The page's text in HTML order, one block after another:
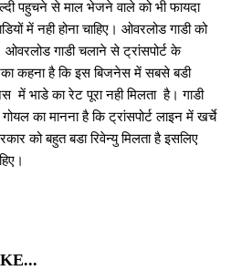
पहुचने से माल भेजने वाले को भी फायदा
में नही होना चाहिए। ओवरलोड गाडी को
गाडी चलाने से ट्रांसपोर्ट के
कहना है कि इस बिजनेस में सबसे बडी
भाडे का रेट पूरा नही मिलता है। गाडी
का मानना है कि ट्रांसपोर्ट लाइन में खर्चे
को बहुत बडा रिवेन्‍यु मिलता है इसलिए